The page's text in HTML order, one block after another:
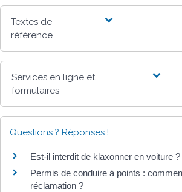
Textes de
référence
Services en ligne et
formulaires
Questions ? Réponses !
Est-il interdit de klaxonner en voiture ?
Permis de conduire à points :
réclamation ?